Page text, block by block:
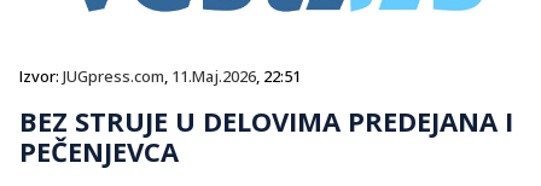
Izvor: JUGpress.com, 11.Maj.2026, 22:51
BEZ STRUJE U DELOVIMA PREDEJANA I
PEČENJEVCA